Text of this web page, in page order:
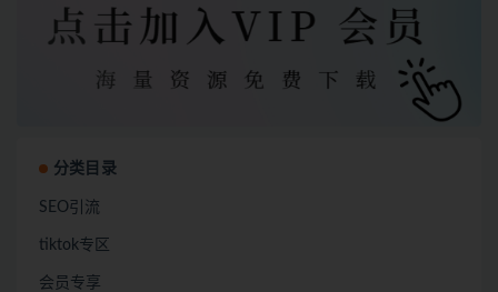
分类目录
SEO引流
tiktok专区
会员专享